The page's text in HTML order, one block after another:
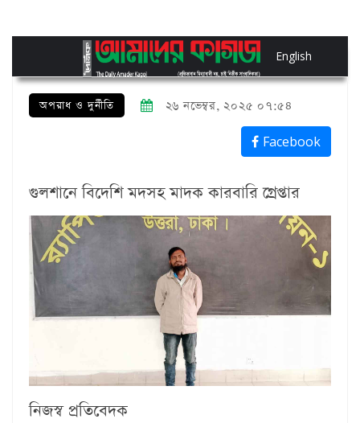
English
অপরাধ ও দুর্নীতি ২৬ নভেম্বর, ২০২৫ ০৭:৫৪
Facebook
গুলশানে বিদেশি মদসহ মাদক কারবারি গ্রেপ্তার
নিজস্ব প্রতিবেদক